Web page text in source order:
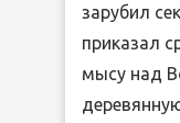
зарубил
приказал
мысу над